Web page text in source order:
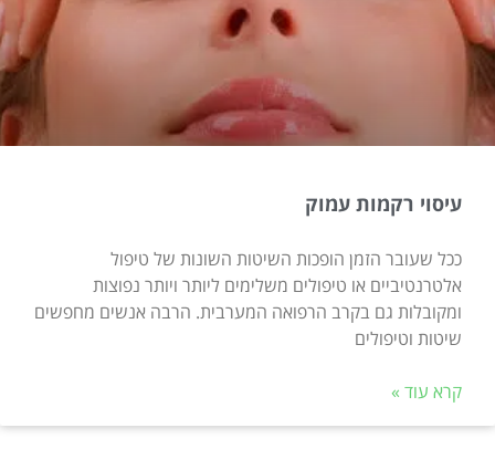
עיסוי רקמות עמוק
ככל שעובר הזמן הופכות השיטות השונות של טיפול
אלטרנטיביים או טיפולים משלימים ליותר ויותר נפוצות
ומקובלות גם בקרב הרפואה המערבית. הרבה אנשים מחפשים
שיטות וטיפולים
קרא עוד »